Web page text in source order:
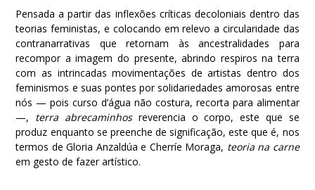
Pensada a partir das inflexões críticas decoloniais dentro das
teorias feministas, e colocando em relevo a circularidade das
contranarrativas que retornam às ancestralidades para
recompor a imagem do presente, abrindo respiros na terra
com as intrincadas movimentações de artistas dentro dos
feminismos e suas pontes por solidariedades amorosas entre
nós — pois curso d’água não costura, recorta para alimentar
—, terra abrecaminhosreverencia o corpo, este que se
produz enquanto se preenche de significação, este que é, nos
termos de Gloria Anzaldúa e Cherríe Moraga, teoria na carne
em gesto de fazer artístico.